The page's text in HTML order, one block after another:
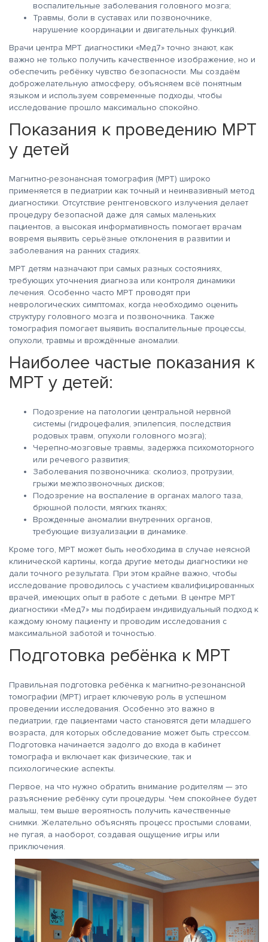
воспалительные заболевания головного мозга;
Травмы, боли в суставах или позвоночнике,
нарушение координации и двигательных функций.
Врачи центра МРТ диагностики «Мед7» точно знают, как
важно не только получить качественное изображение, но и
обеспечить ребёнку чувство безопасности. Мы создаём
доброжелательную атмосферу, объясняем всё понятным
языком и используем современные подходы, чтобы
исследование прошло максимально спокойно.
Показания к проведению МРТ
у детей
Магнитно-резонансная томография (МРТ) широко
применяется в педиатрии как точный и неинвазивный метод
диагностики. Отсутствие рентгеновского излучения делает
процедуру безопасной даже для самых маленьких
пациентов, а высокая информативность помогает врачам
вовремя выявить серьёзные отклонения в развитии и
заболевания на ранних стадиях.
МРТ детям назначают при самых разных состояниях,
требующих уточнения диагноза или контроля динамики
лечения. Особенно часто МРТ проводят при
неврологических симптомах, когда необходимо оценить
структуру головного мозга и позвоночника. Также
томография помогает выявить воспалительные процессы,
опухоли, травмы и врождённые аномалии.
Наиболее частые показания к
МРТ у детей:
Подозрение на патологии центральной нервной
системы (гидроцефалия, эпилепсия, последствия
родовых травм, опухоли головного мозга);
Черепно-мозговые травмы, задержка психомоторного
или речевого развития;
Заболевания позвоночника: сколиоз, протрузии,
грыжи межпозвоночных дисков;
Подозрение на воспаление в органах малого таза,
брюшной полости, мягких тканях;
Врожденные аномалии внутренних органов,
требующие визуализации в динамике.
Кроме того, МРТ может быть необходима в случае неясной
клинической картины, когда другие методы диагностики не
дали точного результата. При этом крайне важно, чтобы
исследование проводилось с участием квалифицированных
врачей, имеющих опыт в работе с детьми. В центре МРТ
диагностики «Мед7» мы подбираем индивидуальный подход к
каждому юному пациенту и проводим исследования с
максимальной заботой и точностью.
Подготовка ребёнка к МРТ
Правильная подготовка ребёнка к магнитно-резонансной
томографии (МРТ) играет ключевую роль в успешном
проведении исследования. Особенно это важно в
педиатрии, где пациентами часто становятся дети младшего
возраста, для которых обследование может быть стрессом.
Подготовка начинается задолго до входа в кабинет
томографа и включает как физические, так и
психологические аспекты.
Первое, на что нужно обратить внимание родителям — это
разъяснение ребёнку сути процедуры. Чем спокойнее будет
малыш, тем выше вероятность получить качественные
снимки. Желательно объяснять процесс простыми словами,
не пугая, а наоборот, создавая ощущение игры или
приключения.